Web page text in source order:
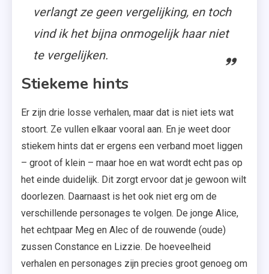
verlangt ze geen vergelijking, en toch
vind ik het bijna onmogelijk haar niet
te vergelijken.
Stiekeme hints
Er zijn drie losse verhalen, maar dat is niet iets wat
stoort. Ze vullen elkaar vooral aan. En je weet door
stiekem hints dat er ergens een verband moet liggen
– groot of klein – maar hoe en wat wordt echt pas op
het einde duidelijk. Dit zorgt ervoor dat je gewoon wilt
doorlezen. Daarnaast is het ook niet erg om de
verschillende personages te volgen. De jonge Alice,
het echtpaar Meg en Alec of de rouwende (oude)
zussen Constance en Lizzie. De hoeveelheid
verhalen en personages zijn precies groot genoeg om